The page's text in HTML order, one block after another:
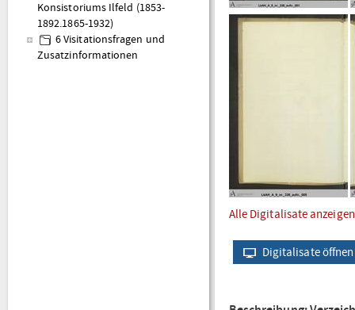
Konsistoriums Ilfeld (1853-
1892.1865-1932)
6 Visitationsfragen und
Zusatzinformationen
Alle Digitalisate
Digitalisate öffnen